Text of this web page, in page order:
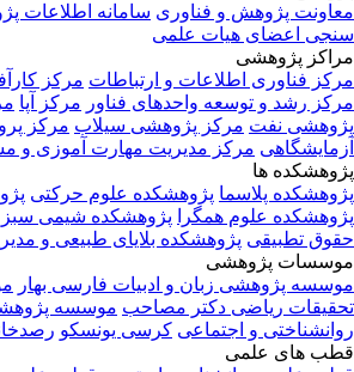
پژوهش و فناوری سامانه اطلاعات
اعضای هیات علمی
پژوهشی
فناوری اطلاعات و ارتباطات مرکز
رشد و توسعه واحدهای فناور مرکز آپا
نفت مرکز پژوهشی سیلاب مرکز
مرکز مدیریت مهارت آموزی و
ها
پلاسما پژوهشکده علوم حرکتی
علوم همگرا
پژوهشکده شیمی سبز
تطبیقی پژوهشکده بلایای طبیعی و
پژوهشی
پژوهشی زبان و ادبیات فارسی بهار
ریاضی دکتر مصاحب موسسه پژوهشی
و اجتماعی کرسی یونسکو
های علمی